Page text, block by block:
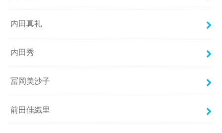
内田真礼
内田秀
冨岡美沙子
前田佳織里